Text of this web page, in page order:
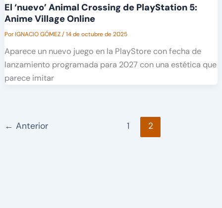
El ‘nuevo’ Animal Crossing de PlayStation 5:
Anime Village Online
PorIGNACIO GÓMEZ/14 de octubre de 2025
Aparece un nuevo juego en la PlayStore con fecha de
lanzamiento programada para 2027 con una estética que
parece imitar
← Anterior 1 2